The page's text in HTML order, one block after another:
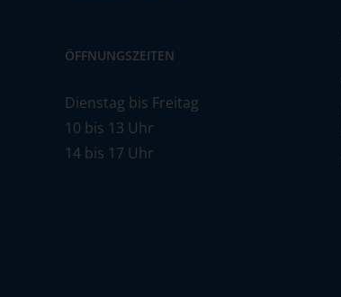
ÖFFNUNGSZEITEN
Dienstag bis Freitag
10 bis 13 Uhr
14 bis 17 Uhr